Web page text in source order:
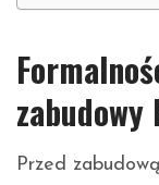
Przed